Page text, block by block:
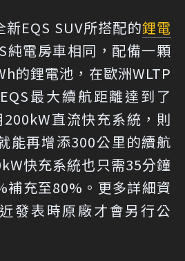
EQS SUV所搭配的鋰電
純電房車相同，配備一顆
的鋰電池，在歐洲WLTP
最大續航距離達到了
直流快充系統，則
能再增添300公里的續航
快充系統也只需35分鐘
補充至80%。更多詳細資
發表時原廠才會另行公